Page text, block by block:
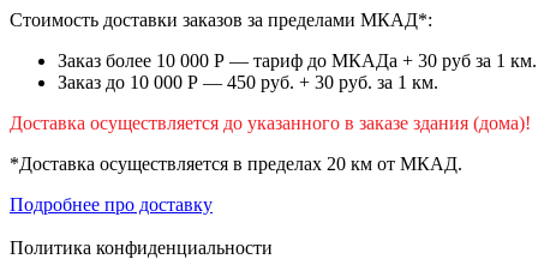
Стоимость доставки заказов за пределами МКАД*:
Заказ более 10 000 Р — тариф до МКАДа + 30 руб за 1 км.
Заказ до 10 000 Р — 450 руб. + 30 руб. за 1 км.
Доставка осуществляется до указанного в заказе здания (дома)!
*Доставка осуществляется в пределах 20 км от МКАД.
Подробнее про доставку
Политика конфиденциальности